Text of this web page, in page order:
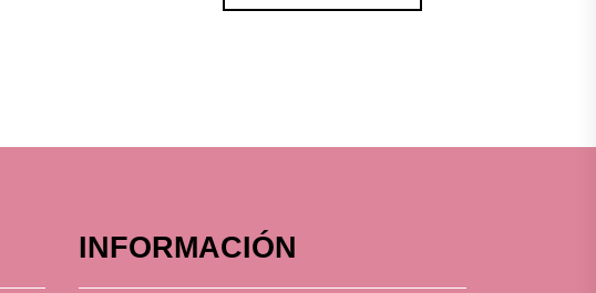
INFORMACIÓN